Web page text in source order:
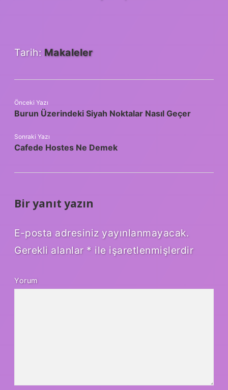
Tarih: Makaleler
Önceki Yazı
Burun Üzerindeki Siyah Noktalar Nasıl Geçer
Sonraki Yazı
Cafede Hostes Ne Demek
Bir yanıt yazın
E-posta adresiniz yayınlanmayacak.
Gerekli alanlar * ile işaretlenmişlerdir
Yorum